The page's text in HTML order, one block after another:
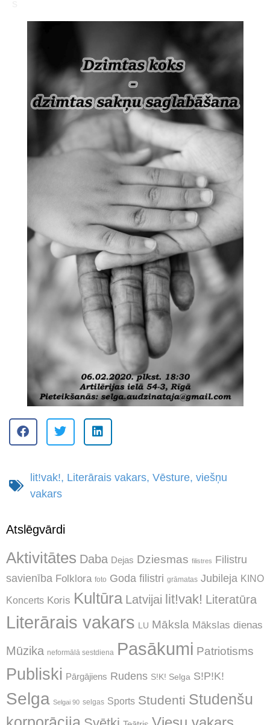
lit!vak!, Literārais vakars, Vēsture, viešņu
vakars
Atslēgvārdi
Aktivitātes Daba Dejas Dziesmas filistres Filistru
savienība Folklora foto Goda filistri grāmatas Jubileja KINO
Koncerts Koris Kultūra Latvijai lit!vak! Literatūra
Literārais vakars LU Māksla Mākslas dienas
Mūzika neformālā sestdiena Pasākumi Patriotisms
Publiski Pārgājiens Rudens S!K! Selga S!P!K!
Selga Selgai 90 selgas Sports Studenti Studenšu